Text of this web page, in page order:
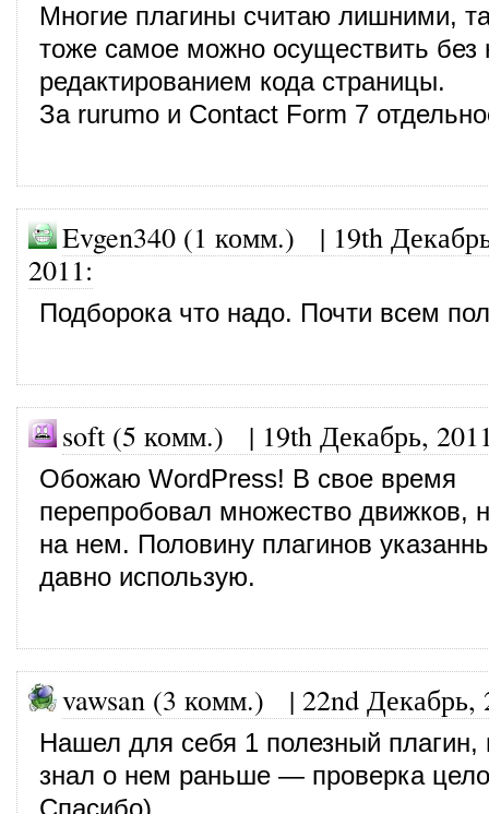
Многие плагины считаю лишними,
тоже самое можно осуществить без
редактированием кода страницы.
За rurumo и Contact Form 7
Evgen340 (1 комм.) | 19th
2011:
Подборока что надо. Почти всем
soft (5 комм.) | 19th Декабрь,
Обожаю WordPress! В свое время
перепробовал множество движков,
на нем. Половину плагинов
давно использую.
vawsan (3 комм.) | 22nd Декабрь,
Нашел для себя 1 полезный плагин,
знал о нем раньше — проверка
Спасибо)